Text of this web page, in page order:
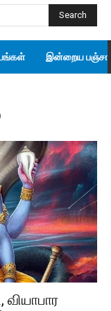
Search
இன்றைய